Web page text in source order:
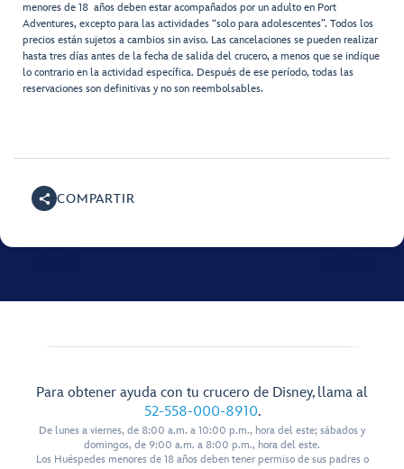
menores de 18 años deben estar acompañados por un adulto en Port
Adventures, excepto para las actividades “solo para adolescentes”. Todos los
precios están sujetos a cambios sin aviso. Las cancelaciones se pueden realizar
hasta tres días antes de la fecha de salida del crucero, a menos que se indique
lo contrario en la actividad específica. Después de ese período, todas las
reservaciones son definitivas y no son reembolsables.
COMPARTIR
Para obtener ayuda con tu crucero de Disney, llama al
52-558-000-8910.
De lunes a viernes, de 8:00 a.m. a 10:00 p.m., hora del este; sábados y
domingos, de 9:00 a.m. a 8:00 p.m., hora del este.
Los Huéspedes menores de 18 años deben tener permiso de sus padres o